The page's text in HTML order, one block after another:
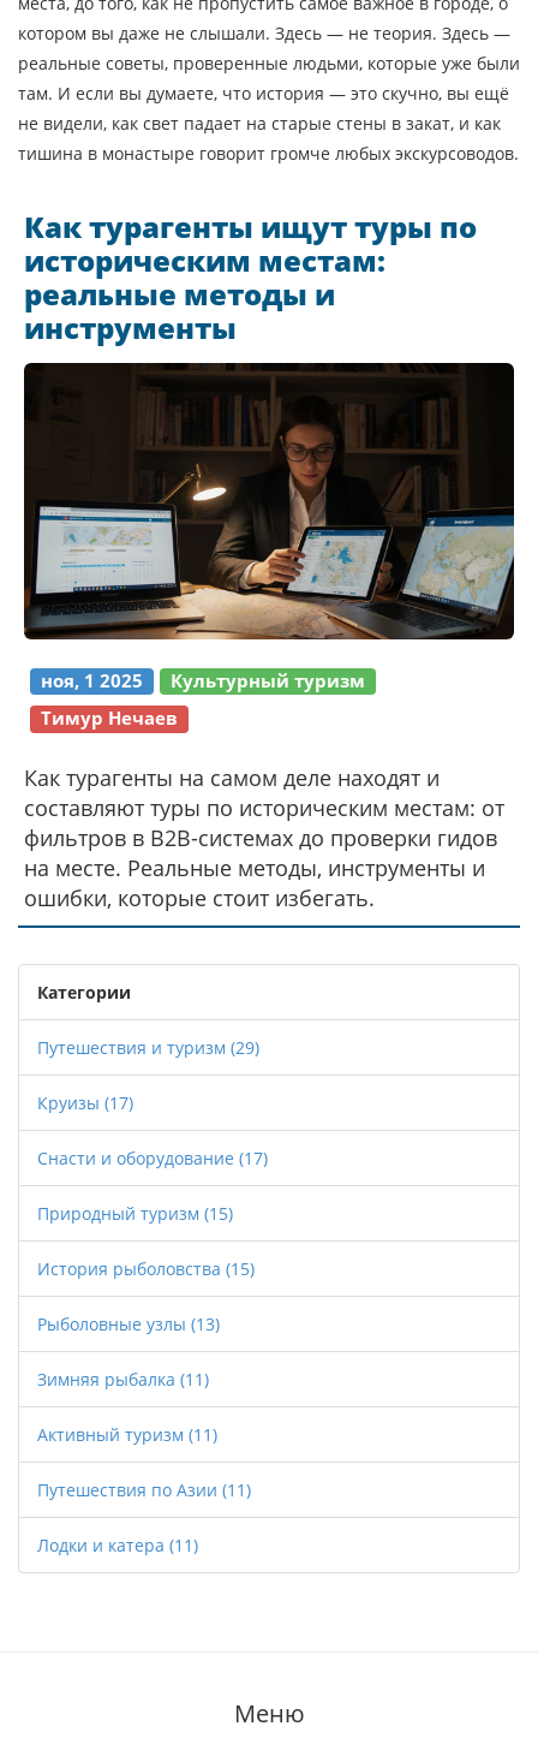
котором вы даже не слышали. Здесь — не теория. Здесь —
реальные советы, проверенные людьми, которые уже были
там. И если вы думаете, что история — это скучно, вы ещё
не видели, как свет падает на старые стены в закат, и как
тишина в монастыре говорит громче любых экскурсоводов.
Как турагенты ищут туры по
историческим местам:
реальные методы и
инструменты
ноя, 1 2025
Культурный туризм
Тимур Нечаев
Как турагенты на самом деле находят и
составляют туры по историческим местам: от
фильтров в B2B-системах до проверки гидов
на месте. Реальные методы, инструменты и
ошибки, которые стоит избегать.
Категории
Путешествия и туризм (29)
Круизы (17)
Снасти и оборудование (17)
Природный туризм (15)
История рыболовства (15)
Рыболовные узлы (13)
Зимняя рыбалка (11)
Активный туризм (11)
Путешествия по Азии (11)
Лодки и катера (11)
Меню